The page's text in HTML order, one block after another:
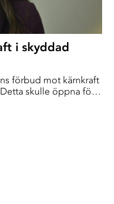
i skyddad
förbud mot kärnkraft
skärgård.